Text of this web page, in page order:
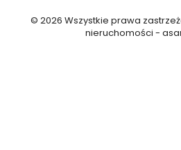
© 2026 Wszystkie prawa
nieruchomości -